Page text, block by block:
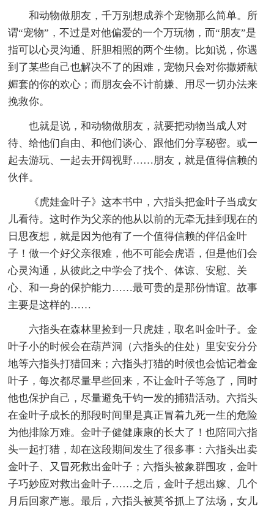
和动物做朋友，千万别想成养个宠物那么简单。所
谓“宠物”，不过是对他偏爱的一个万玩物，而“朋友”是
指可以心灵沟通、肝胆相照的两个生物。比如说，你遇
到了某些自己也解决不了的困难，宠物只会对你撒娇献
媚套的你的欢心；而朋友会不计前嫌、用尽一切办法来
挽救你。
也就是说，和动物做朋友，就要把动物当成人对
待、给他们自由、和他们谈心、跟他们分享秘密。或一
起去游玩、一起去开阔视野……朋友，就是值得信赖的
伙伴。
《虎娃金叶子》这本书中，六指头把金叶子当成女
儿看待。这时作为父亲的他从以前的无牵无挂到现在的
日思夜想，就是因为他有了一个值得信赖的伴侣金叶
子！做一个好父亲很难，他不可能会虎语，但是他们会
心灵沟通，从彼此之中学会了找个、体谅、安慰、关
心、和一身的保护能力……最可贵的是那份情谊。故事
主要是这样的……
六指头在森林里捡到一只虎娃，取名叫金叶子。金
叶子小的时候会在葫芦洞（六指头的住处）里安安分分
地等六指头打猎回来；六指头打猎的时候也会惦记着金
叶子，每次都尽量早些回来，不让金叶子等急了，同时
他也保护自己，尽量避免千钧一发的捕猎活动。六指头
在金叶子成长的那段时间里是真正冒着九死一生的危险
为他排除万难。金叶子健健康康的长大了！也陪同六指
头一起打猎，却在这段期间发生了很多事：六指头出卖
金叶子、又冒死救出金叶子；六指头被象群围攻，金叶
子巧妙应对救出金叶子……之后，金叶子想出嫁、几个
月后回家产崽。最后，六指头被莫爷抓上了法场，女儿